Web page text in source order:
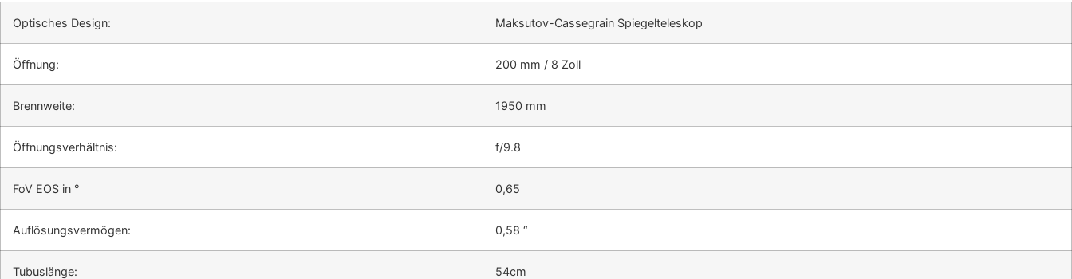
Optisches Design: Maksutov-Cassegrain Spiegelteleskop
Öffnung: 200 mm / 8 Zoll
Brennweite: 1950 mm
Öffnungsverhältnis: f/9.8
FoV EOS in ° 0,65
Auflösungsvermögen: 0,58 “
Tubuslänge: 54cm